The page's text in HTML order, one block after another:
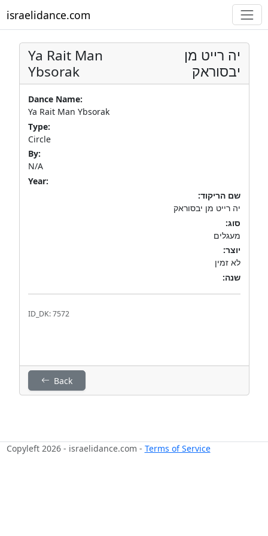
israelidance.com
Ya Rait Man
Ybsorak
יה רייט מן
יבסוראק
Dance Name:
Ya Rait Man Ybsorak
Type:
Circle
By:
N/A
Year:
שם הריקוד:
יה רייט מן יבסוראק
סוג:
מעגלים
יוצר:
לא זמין
שנה:
ID_DK: 7572
Back
Copyleft 2026 - israelidance.com - Terms of Service